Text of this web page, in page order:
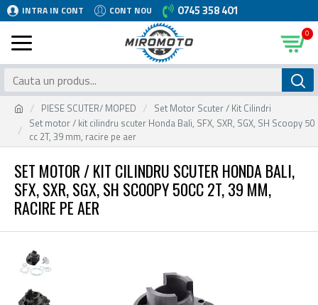
INTRA IN CONT CONT NOU 0745 358 401
0
PIESE SCUTER/ MOPED
Set Motor Scuter / Kit Cilindri
Set motor / kit cilindru scuter Honda Bali, SFX, SXR, SGX, SH Scoopy 50
cc 2T, 39 mm, racire pe aer
SET MOTOR / KIT CILINDRU SCUTER HONDA BALI,
SFX, SXR, SGX, SH SCOOPY 50CC 2T, 39 MM,
RACIRE PE AER